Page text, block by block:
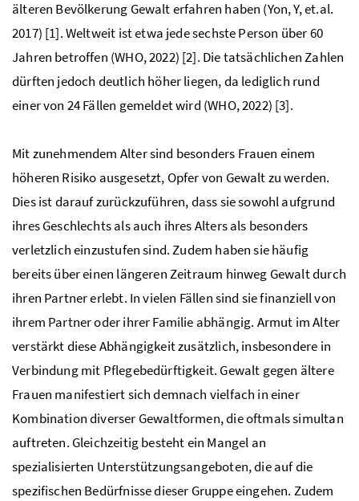
älteren Bevölkerung Gewalt erfahren haben (Yon, Y, et.al.
2017) [1]. Weltweit ist etwa jede sechste Person über 60
Jahren betroffen (WHO, 2022) [2]. Die tatsächlichen Zahlen
dürften jedoch deutlich höher liegen, da lediglich rund
einer von 24 Fällen gemeldet wird (WHO, 2022) [3].
Mit zunehmendem Alter sind besonders Frauen einem
höheren Risiko ausgesetzt, Opfer von Gewalt zu werden.
Dies ist darauf zurückzuführen, dass sie sowohl aufgrund
ihres Geschlechts als auch ihres Alters als besonders
verletzlich einzustufen sind. Zudem haben sie häufig
bereits über einen längeren Zeitraum hinweg Gewalt durch
ihren Partner erlebt. In vielen Fällen sind sie finanziell von
ihrem Partner oder ihrer Familie abhängig. Armut im Alter
verstärkt diese Abhängigkeit zusätzlich, insbesondere in
Verbindung mit Pflegebedürftigkeit. Gewalt gegen ältere
Frauen manifestiert sich demnach vielfach in einer
Kombination diverser Gewaltformen, die oftmals simultan
auftreten. Gleichzeitig besteht ein Mangel an
spezialisierten Unterstützungsangeboten, die auf die
spezifischen Bedürfnisse dieser Gruppe eingehen. Zudem